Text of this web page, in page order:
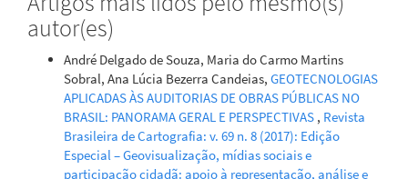
autor(es)
André Delgado de Souza, Maria do Carmo Martins
Sobral, Ana Lúcia Bezerra Candeias, GEOTECNOLOGIAS
APLICADAS ÀS AUDITORIAS DE OBRAS PÚBLICAS NO
BRASIL: PANORAMA GERAL E PERSPECTIVAS , Revista
Brasileira de Cartografia: v. 69 n. 8 (2017): Edição
Especial – Geovisualização, mídias sociais e
participação cidadã: apoio à representação, análise e